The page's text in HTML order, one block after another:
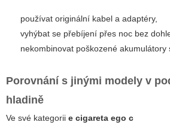
používat originální kabel a adaptéry,
vyhýbat se přebíjení přes noc bez
nekombinovat poškozené
Porovnání s jinými modely v
hladině
Ve své kategorii e cigareta ego c